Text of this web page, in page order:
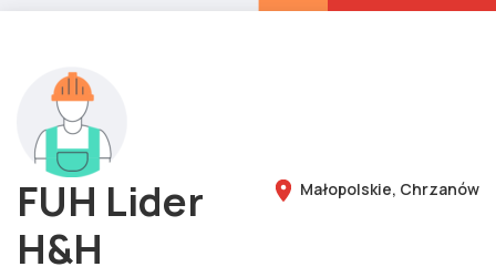
FUH Lider
H&H
Małopolskie, Chrzanów